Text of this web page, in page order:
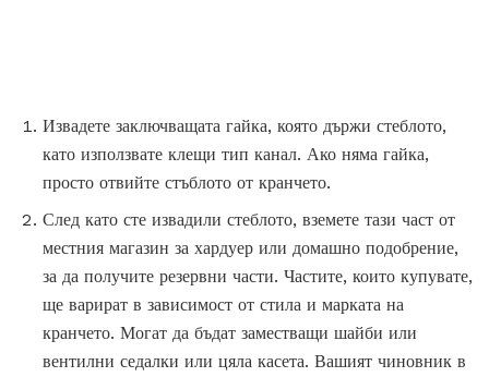
Извадете заключващата гайка, която държи стеблото,
като използвате клещи тип канал. Ако няма гайка,
просто отвийте стъблото от кранчето.
След като сте извадили стеблото, вземете тази част от
местния магазин за хардуер или домашно подобрение,
за да получите резервни части. Частите, които купувате,
ще варират в зависимост от стила и марката на
кранчето. Могат да бъдат заместващи шайби или
вентилни седалки или цяла касета. Вашият чиновник в